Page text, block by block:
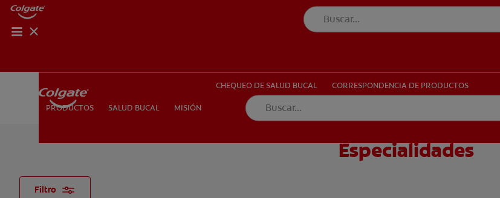
PRODUCTOS
PRODUCTOS SALUD BUCAL MISIÓN
CHEQUEO DE SALUD BUCAL CORRESPONDENCIA DE PRODUCTOS
Especialidades
Filtro